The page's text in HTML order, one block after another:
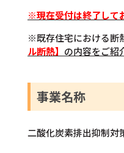
※現在受付は終了して
※既存住宅における断
ル断熱】 の内容をご紹
事業名称
二酸化炭素排出抑制対